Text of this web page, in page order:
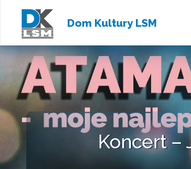
Dom Kultury LSM
Koncert –